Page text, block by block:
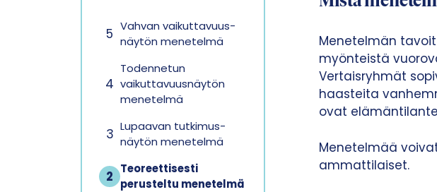
5 Vahvan vaikuttavuus­
näytön menetelmä
4
Todennetun
vaikuttavuus­näytön
menetelmä
3 Lupaavan tutkimus­
näytön menetelmä
2 Teoreettisesti
perusteltu menetelmä
Menetelmän
myönteistä
Vertaisryhmät
haasteita
ovat
Menetelmää
ammattilaiset.